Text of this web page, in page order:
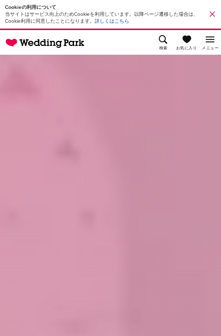
Cookieの利用について
当サイトはサービス向上のためCookieを利用しています。以降ページ遷移した場合は、
Cookie利用に同意したことになります。 詳しくはこちら
検索 お気に入り メニュー